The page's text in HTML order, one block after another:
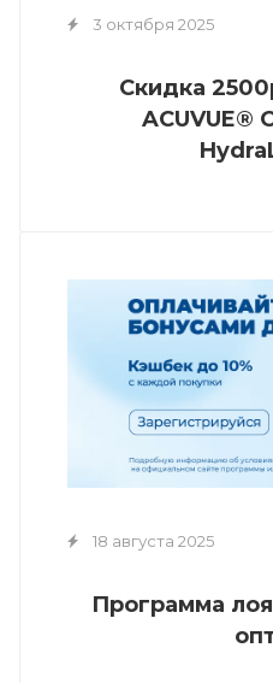
3 октября 2025
Скидка
ACUVUE®
18 августа 2025
Программа